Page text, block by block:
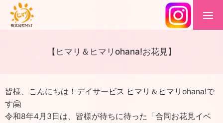
【ヒマリ＆ヒマリohana!お花見】
皆様、こんにちは！デイサービス ヒマリ＆ヒマリohana!で
す🤗
令和8年4月3日は、皆様が待ちに待った「合同お花見イベ